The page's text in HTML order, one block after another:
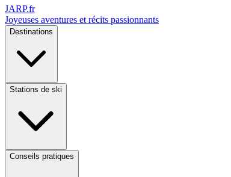
JARP.fr
Joyeuses aventures et récits passionnants
Destinations
Stations de ski
Conseils pratiques